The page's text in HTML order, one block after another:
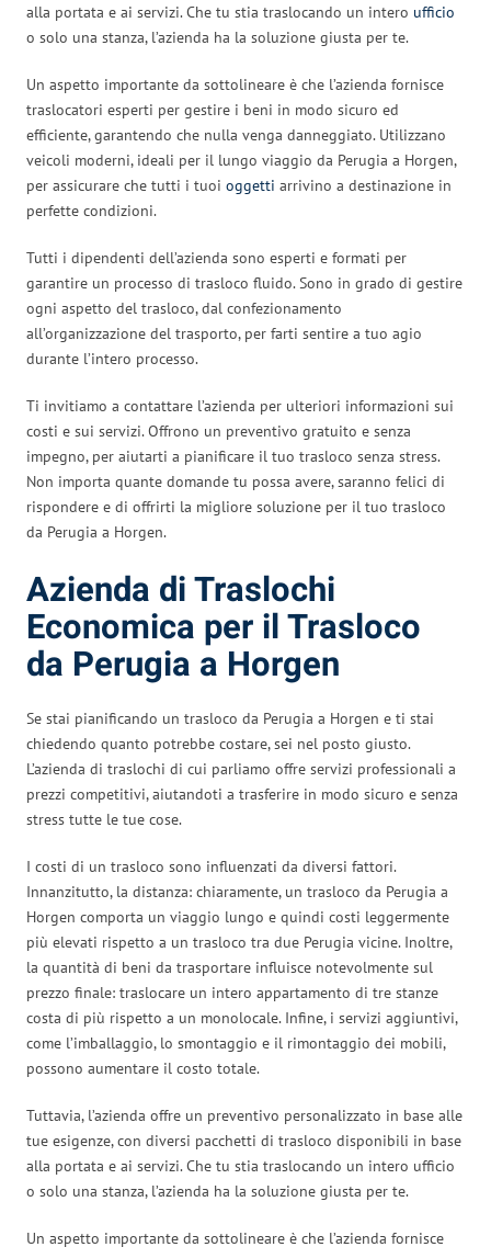
alla portata e ai servizi. Che tu stia traslocando un intero ufficio
o solo una stanza, l’azienda ha la soluzione giusta per te.
Un aspetto importante da sottolineare è che l’azienda fornisce
traslocatori esperti per gestire i beni in modo sicuro ed
efficiente, garantendo che nulla venga danneggiato. Utilizzano
veicoli moderni, ideali per il lungo viaggio da Perugia a Horgen,
per assicurare che tutti i tuoi oggetti arrivino a destinazione in
perfette condizioni.
Tutti i dipendenti dell’azienda sono esperti e formati per
garantire un processo di trasloco fluido. Sono in grado di gestire
ogni aspetto del trasloco, dal confezionamento
all’organizzazione del trasporto, per farti sentire a tuo agio
durante l’intero processo.
Ti invitiamo a contattare l’azienda per ulteriori informazioni sui
costi e sui servizi. Offrono un preventivo gratuito e senza
impegno, per aiutarti a pianificare il tuo trasloco senza stress.
Non importa quante domande tu possa avere, saranno felici di
rispondere e di offrirti la migliore soluzione per il tuo trasloco
da Perugia a Horgen.
Azienda di Traslochi
Economica per il Trasloco
da Perugia a Horgen
Se stai pianificando un trasloco da Perugia a Horgen e ti stai
chiedendo quanto potrebbe costare, sei nel posto giusto.
L’azienda di traslochi di cui parliamo offre servizi professionali a
prezzi competitivi, aiutandoti a trasferire in modo sicuro e senza
stress tutte le tue cose.
I costi di un trasloco sono influenzati da diversi fattori.
Innanzitutto, la distanza: chiaramente, un trasloco da Perugia a
Horgen comporta un viaggio lungo e quindi costi leggermente
più elevati rispetto a un trasloco tra due Perugia vicine. Inoltre,
la quantità di beni da trasportare influisce notevolmente sul
prezzo finale: traslocare un intero appartamento di tre stanze
costa di più rispetto a un monolocale. Infine, i servizi aggiuntivi,
come l’imballaggio, lo smontaggio e il rimontaggio dei mobili,
possono aumentare il costo totale.
Tuttavia, l’azienda offre un preventivo personalizzato in base alle
tue esigenze, con diversi pacchetti di trasloco disponibili in base
alla portata e ai servizi. Che tu stia traslocando un intero ufficio
o solo una stanza, l’azienda ha la soluzione giusta per te.
Un aspetto importante da sottolineare è che l’azienda fornisce